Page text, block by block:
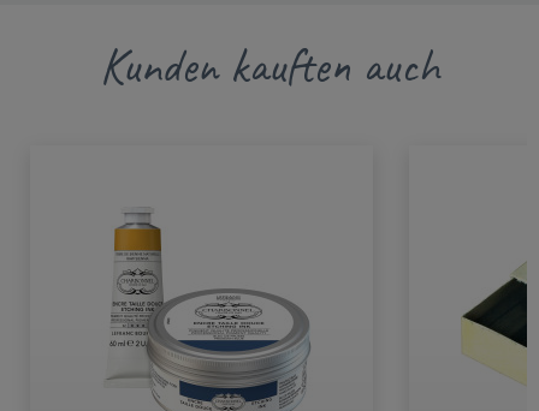
Kunden kauften auch